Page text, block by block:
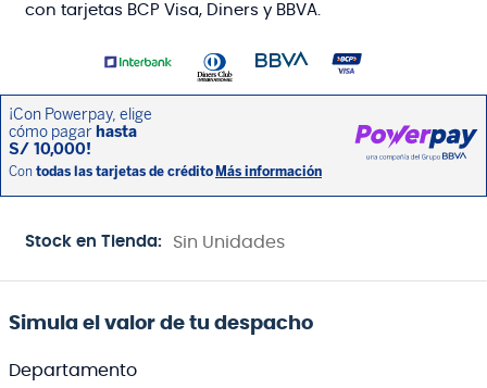
con tarjetas BCP Visa, Diners y BBVA.
Stock en Tienda: Sin Unidades
Simula el valor de tu despacho
Departamento